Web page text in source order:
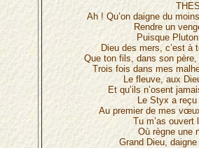
Ah ! Qu’on daigne du
Rendre un
Puisque
Dieu des mers, c’est à
Que ton fils, dans son
Trois fois dans mes
Le fleuve, aux
Et qu’ils n’osent
Le Styx a
Au premier de mes
Tu m’as ouvert
Où règne une
Grand Dieu,